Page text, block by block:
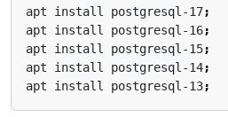
apt install postgresql-17;
apt install postgresql-16;
apt install postgresql-15;
apt install postgresql-14;
apt install postgresql-13;